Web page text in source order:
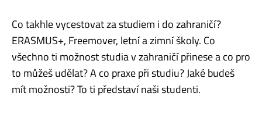
Co takhle vycestovat za studiem i do zahraničí?
ERASMUS+, Freemover, letní a zimní školy. Co
všechno ti možnost studia v zahraničí přinese a co pro
to můžeš udělat? A co praxe při studiu? Jaké budeš
mít možnosti? To ti představí naši studenti.